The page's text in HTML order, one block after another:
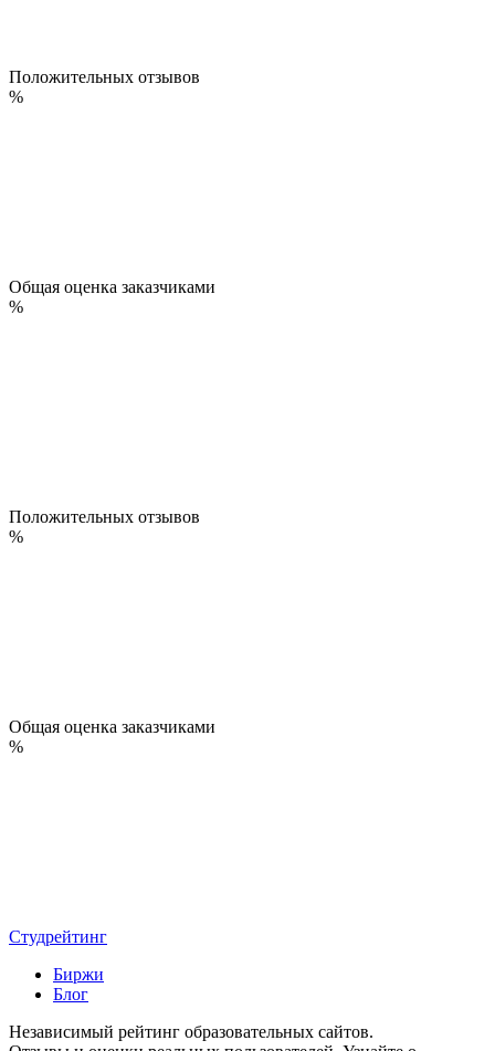
Положительных отзывов
%
Общая оценка заказчиками
%
Положительных отзывов
%
Общая оценка заказчиками
%
Студрейтинг
Биржи
Блог
Независимый рейтинг образовательных сайтов.